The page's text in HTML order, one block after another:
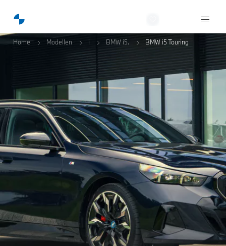
Home Modellen i BMW i5. BMW i5 Touring